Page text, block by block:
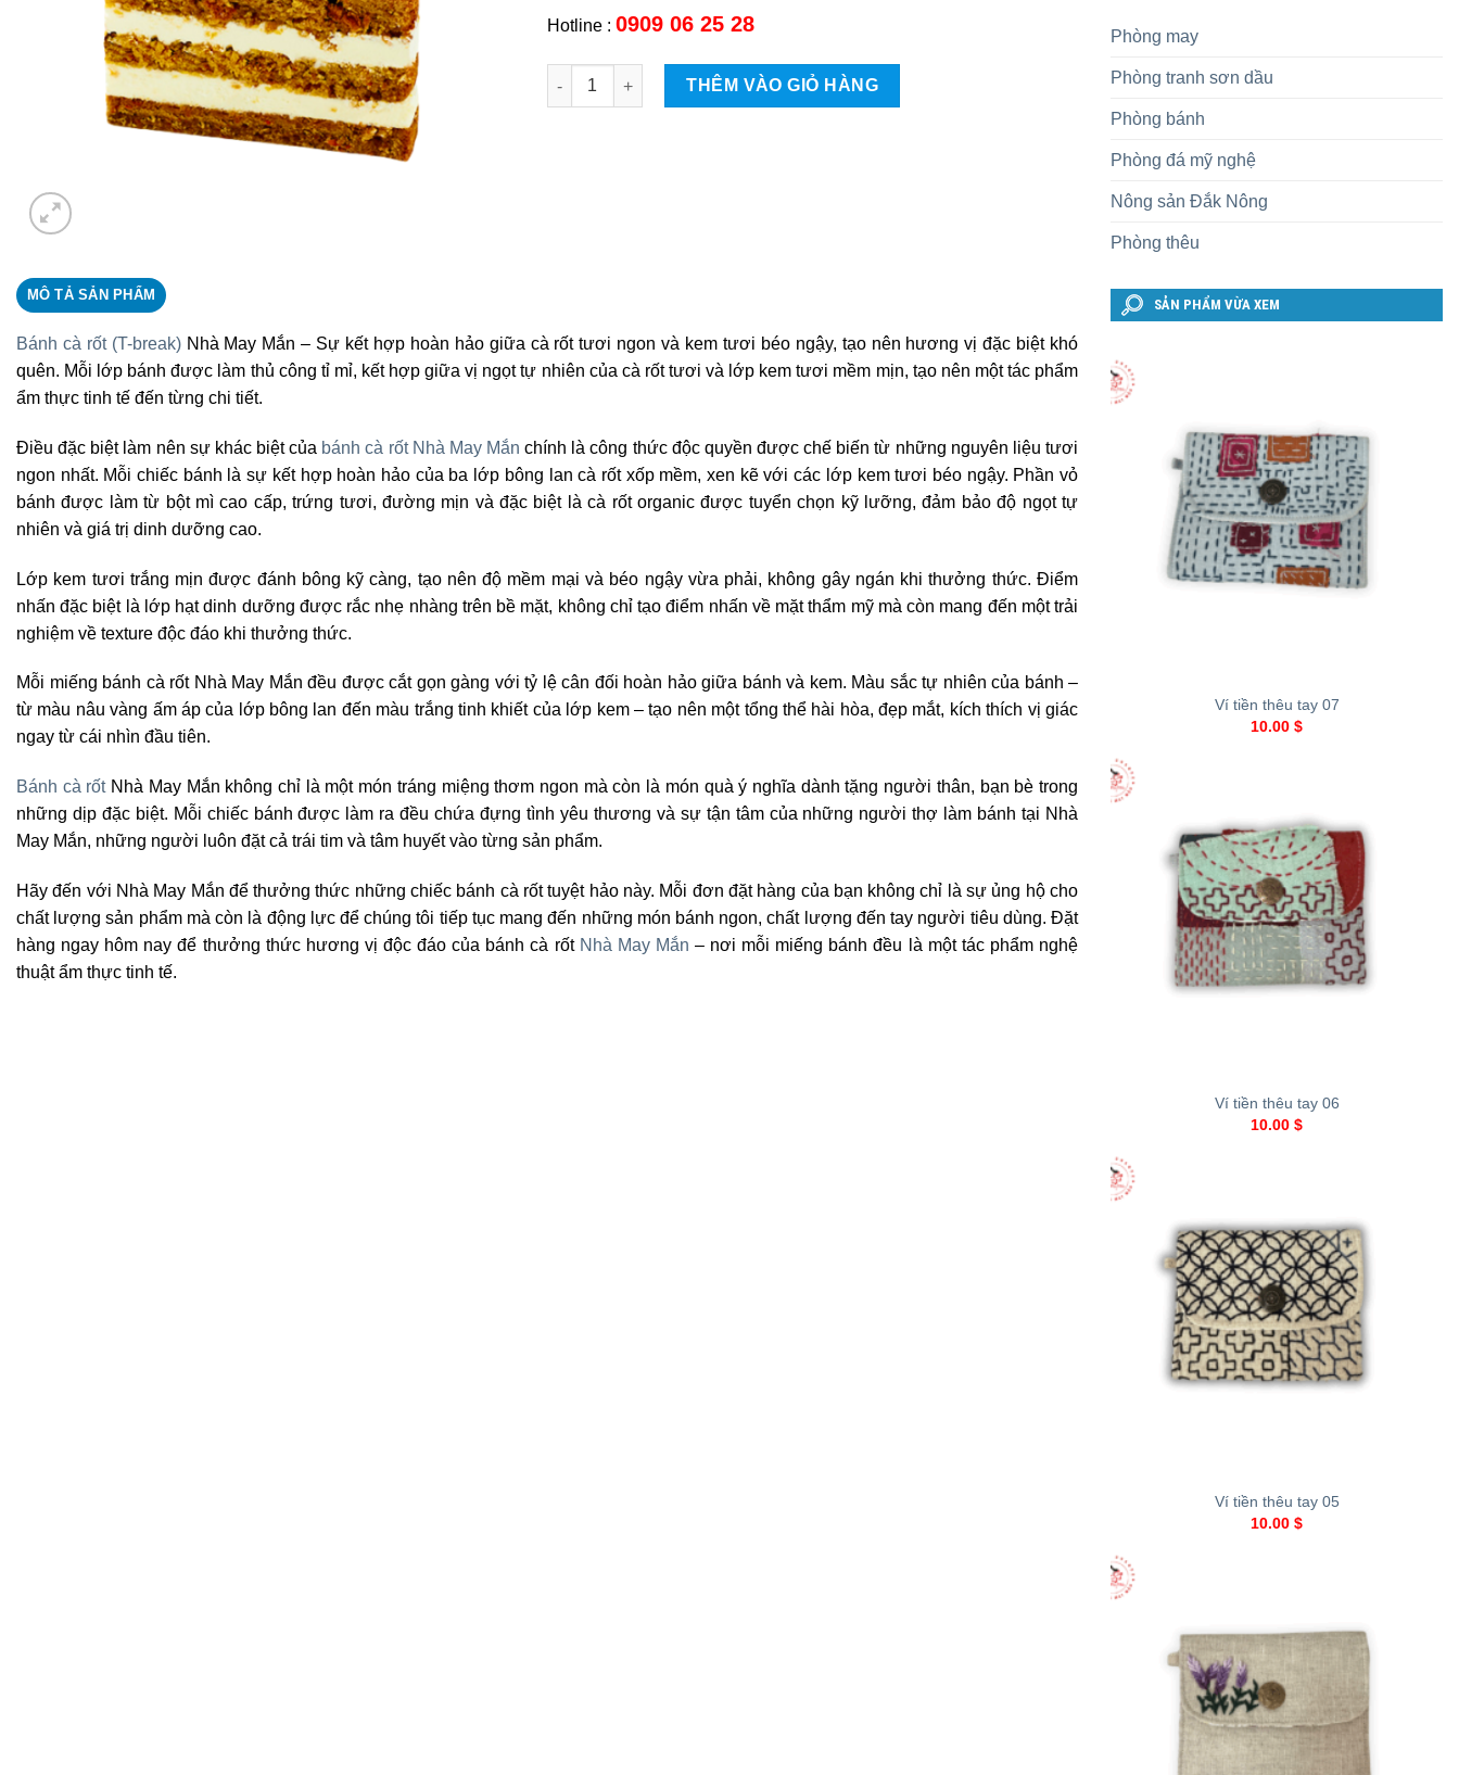
Hotline : 0909 06 25 28
Bánh cà-rốt (T-break) quantity
THÊM VÀO GIỎ HÀNG
MÔ TẢ SẢN PHẨM
Bánh cà rốt (T-break)Nhà May Mắn – Sự kết hợp hoàn hảo giữa cà rốt tươi ngon và kem tươi béo ngậy, tạo nên hương vị đặc biệt khó
quên. Mỗi lớp bánh được làm thủ công tỉ mỉ, kết hợp giữa vị ngọt tự nhiên của cà rốt tươi và lớp kem tươi mềm mịn, tạo nên một tác phẩm
ẩm thực tinh tế đến từng chi tiết.
Điều đặc biệt làm nên sự khác biệt của bánh cà rốt Nhà May Mắn chính là công thức độc quyền được chế biến từ những nguyên liệu tươi
ngon nhất. Mỗi chiếc bánh là sự kết hợp hoàn hảo của ba lớp bông lan cà rốt xốp mềm, xen kẽ với các lớp kem tươi béo ngậy. Phần vỏ
bánh được làm từ bột mì cao cấp, trứng tươi, đường mịn và đặc biệt là cà rốt organic được tuyển chọn kỹ lưỡng, đảm bảo độ ngọt tự
nhiên và giá trị dinh dưỡng cao.
Lớp kem tươi trắng mịn được đánh bông kỹ càng, tạo nên độ mềm mại và béo ngậy vừa phải, không gây ngán khi thưởng thức. Điểm
nhấn đặc biệt là lớp hạt dinh dưỡng được rắc nhẹ nhàng trên bề mặt, không chỉ tạo điểm nhấn về mặt thẩm mỹ mà còn mang đến một trải
nghiệm về texture độc đáo khi thưởng thức.
Mỗi miếng bánh cà rốt Nhà May Mắn đều được cắt gọn gàng với tỷ lệ cân đối hoàn hảo giữa bánh và kem. Màu sắc tự nhiên của bánh –
từ màu nâu vàng ấm áp của lớp bông lan đến màu trắng tinh khiết của lớp kem – tạo nên một tổng thể hài hòa, đẹp mắt, kích thích vị giác
ngay từ cái nhìn đầu tiên.
Bánh cà rốtNhà May Mắn không chỉ là một món tráng miệng thơm ngon mà còn là món quà ý nghĩa dành tặng người thân, bạn bè trong
những dịp đặc biệt. Mỗi chiếc bánh được làm ra đều chứa đựng tình yêu thương và sự tận tâm của những người thợ làm bánh tại Nhà
May Mắn, những người luôn đặt cả trái tim và tâm huyết vào từng sản phẩm.
Hãy đến với Nhà May Mắn để thưởng thức những chiếc bánh cà rốt tuyệt hảo này. Mỗi đơn đặt hàng của bạn không chỉ là sự ủng hộ cho
chất lượng sản phẩm mà còn là động lực để chúng tôi tiếp tục mang đến những món bánh ngon, chất lượng đến tay người tiêu dùng. Đặt
hàng ngay hôm nay để thưởng thức hương vị độc đáo của bánh cà rốt Nhà May Mắn – nơi mỗi miếng bánh đều là một tác phẩm nghệ
thuật ẩm thực tinh tế.
Phòng may
Phòng tranh sơn dầu
Phòng bánh
Phòng đá mỹ nghệ
Nông sản Đắk Nông
Phòng thêu
SẢN PHẨM VỪA XEM
Ví tiền thêu tay 07
10.00 $
Ví tiền thêu tay 06
10.00 $
Ví tiền thêu tay 05
10.00 $